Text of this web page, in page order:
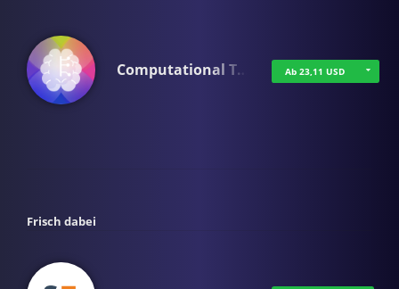
Computational T… Ab 23,11 USD
Frisch dabei